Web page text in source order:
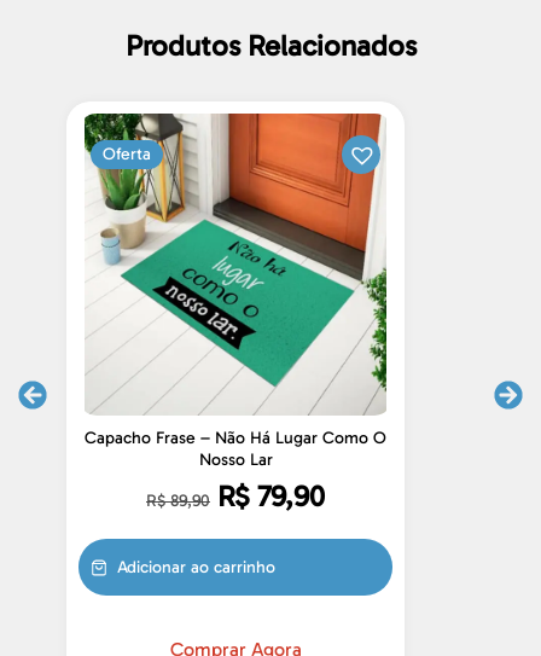
Produtos Relacionados
Oferta
Capacho Frase – Não Há Lugar Como O
Nosso Lar
R$89,90 R$ 79,90
Adicionar ao carrinho
Comprar Agora